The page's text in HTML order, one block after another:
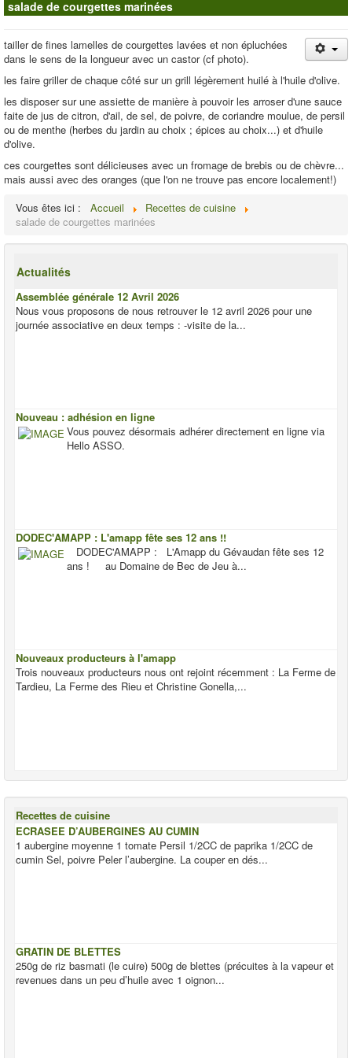
Contacts
salade de courgettes marinées
tailler de fines lamelles de courgettes lavées et non épluchées
dans le sens de la longueur avec un castor (cf photo).
les faire griller de chaque côté sur un grill légèrement huilé à l'huile d'olive.
les disposer sur une assiette de manière à pouvoir les arroser d'une sauce
faite de jus de citron, d'ail, de sel, de poivre, de coriandre moulue, de persil
ou de menthe (herbes du jardin au choix ; épices au choix...) et d'huile
d'olive.
ces courgettes sont délicieuses avec un fromage de brebis ou de chèvre...
mais aussi avec des oranges (que l'on ne trouve pas encore localement!)
Vous êtes ici :
Accueil
Recettes de cuisine
salade de courgettes marinées
Actualités
Assemblée générale 12 Avril 2026
Nous vous proposons de nous retrouver le 12 avril 2026 pour une
journée associative en deux temps : -visite de la...
Nouveau : adhésion en ligne
Vous pouvez désormais adhérer directement en ligne via
Hello ASSO.
DODEC'AMAPP : L'amapp fête ses 12 ans !!
DODEC'AMAPP : L'Amapp du Gévaudan fête ses 12
ans ! au Domaine de Bec de Jeu à...
Nouveaux producteurs à l'amapp
Trois nouveaux producteurs nous ont rejoint récemment : La Ferme de
Tardieu, La Ferme des Rieu et Christine Gonella,...
Recettes de cuisine
ECRASEE D’AUBERGINES AU CUMIN
1 aubergine moyenne 1 tomate Persil 1/2CC de paprika 1/2CC de
cumin Sel, poivre Peler l’aubergine. La couper en dés...
GRATIN DE BLETTES
250g de riz basmati (le cuire) 500g de blettes (précuites à la vapeur et
revenues dans un peu d’huile avec 1 oignon...